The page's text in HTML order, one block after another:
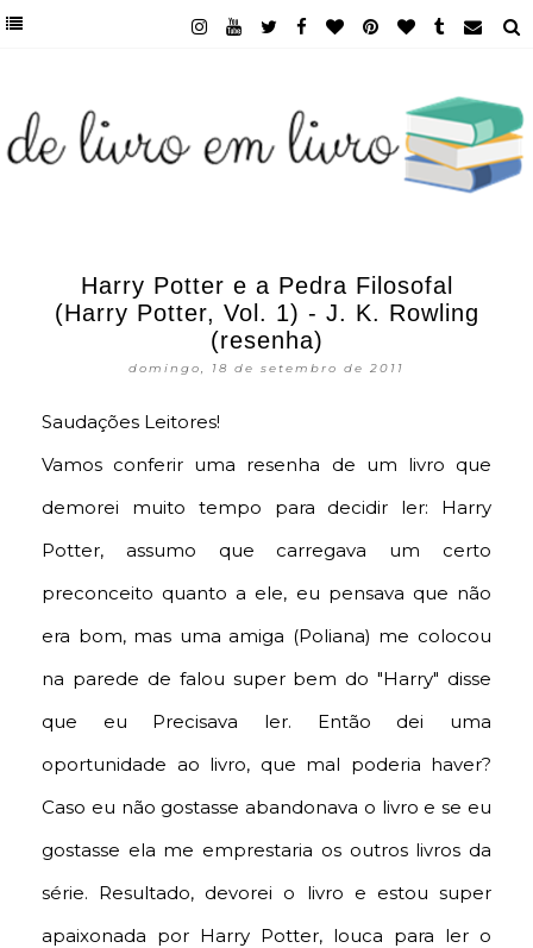
Harry Potter e a Pedra Filosofal
(Harry Potter, Vol. 1) - J. K. Rowling
(resenha)
domingo, 18 de setembro de 2011
Saudações Leitores!
Vamos conferir uma resenha de um livro que
demorei muito tempo para decidir ler: Harry
Potter, assumo que carregava um certo
preconceito quanto a ele, eu pensava que não
era bom, mas uma amiga (Poliana) me colocou
na parede de falou super bem do "Harry" disse
que eu Precisava ler. Então dei uma
oportunidade ao livro, que mal poderia haver?
Caso eu não gostasse abandonava o livro e se eu
gostasse ela me emprestaria os outros livros da
série. Resultado, devorei o livro e estou super
apaixonada por Harry Potter, louca para ler o